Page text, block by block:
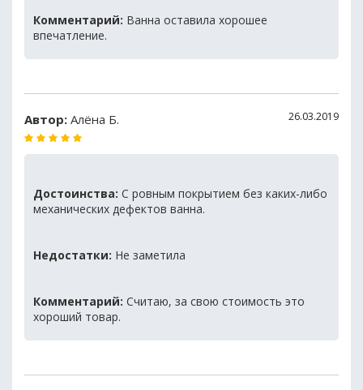
Комментарий: Ванна оставила хорошее
впечатление.
Автор: Алёна Б. 26.03.2019
Достоинства: C ровным покрытием без каких-либо
механических дефектов ванна.
Недостатки: Не заметила
Комментарий: Считаю, за свою стоимость это
хороший товар.